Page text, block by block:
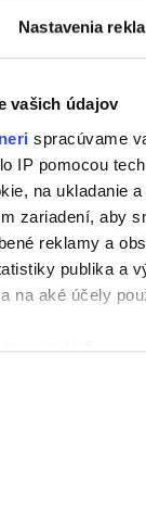
Nastavenia
vašich údajov
spracúvame
IP pomocou
na ukladanie
zariadení, aby
reklamy a
publika a
na aké účely
by sme tiež:
na niekoľko